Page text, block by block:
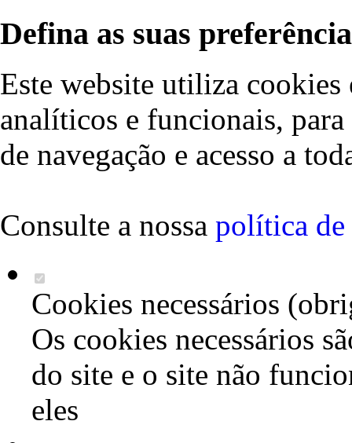
Defina as suas
Este website utiliza cookies
analíticos e funcionais,
de navegação e acesso a
Consulte a nossa política de
Cookies necessários
Os cookies necessários
do site e o site não
eles